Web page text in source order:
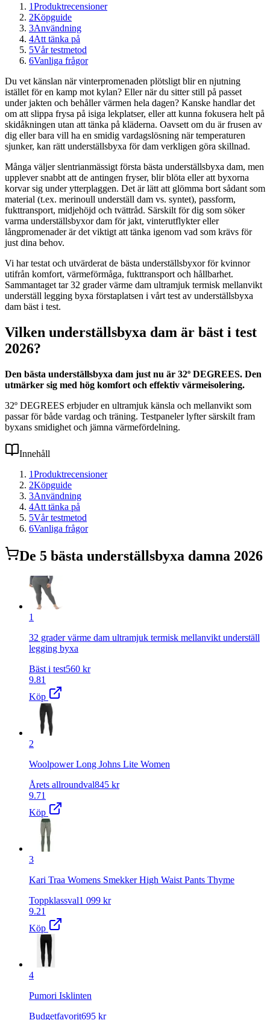
1Produktrecensioner
2Köpguide
3Användning
4Att tänka på
5Vår testmetod
6Vanliga frågor
Du vet känslan när vinterpromenaden plötsligt blir en njutning
istället för en kamp mot kylan? Eller när du sitter still på passet
under jakten och behåller värmen hela dagen? Kanske handlar det
om att slippa frysa på isiga lekplatser, eller att kunna fokusera helt på
skidåkningen utan att tänka på kläderna. Oavsett om du är frusen av
dig eller bara vill ha en smidig vardagslösning när temperaturen
sjunker, kan rätt underställsbyxa för dam verkligen göra skillnad.
Många väljer slentrianmässigt första bästa underställsbyxa dam, men
upplever snabbt att de antingen fryser, blir blöta eller att byxorna
korvar sig under ytterplaggen. Det är lätt att glömma bort sådant som
material (t.ex. merinoull underställ dam vs. syntet), passform,
fukttransport, midjehöjd och tvättråd. Särskilt för dig som söker
varma underställsbyxor dam för jakt, vinterutflykter eller
långpromenader är det viktigt att tänka igenom vad som krävs för
just dina behov.
Vi har testat och utvärderat de bästa underställsbyxor för kvinnor
utifrån komfort, värmeförmåga, fukttransport och hållbarhet.
Sammantaget tar 32 grader värme dam ultramjuk termisk mellanvikt
underställ legging byxa förstaplatsen i vårt test av underställsbyxa
dam bäst i test.
Vilken underställsbyxa dam är bäst i test
2026?
Den bästa underställsbyxa dam just nu är 32º DEGREES. Den
utmärker sig med hög komfort och effektiv värmeisolering.
32º DEGREES erbjuder en ultramjuk känsla och mellanvikt som
passar för både vardag och träning. Testpaneler lyfter särskilt fram
byxans smidighet och jämna värmefördelning.
Innehåll
1Produktrecensioner
2Köpguide
3Användning
4Att tänka på
5Vår testmetod
6Vanliga frågor
De 5 bästa underställsbyxa damna 2026
1
32 grader värme dam ultramjuk termisk mellanvikt underställ
legging byxa
Bäst i test560 kr
9.81
Köp
2
Woolpower Long Johns Lite Women
Årets allroundval845 kr
9.71
Köp
3
Kari Traa Womens Smekker High Waist Pants Thyme
Toppklassval1 099 kr
9.21
Köp
4
Pumori Isklinten
Budgetfavorit695 kr